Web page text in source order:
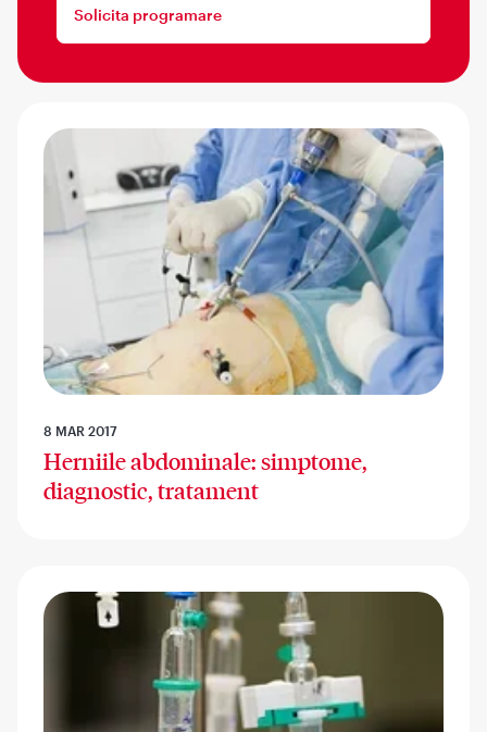
Solicita programare
8 MAR 2017
Herniile abdominale: simptome,
diagnostic, tratament